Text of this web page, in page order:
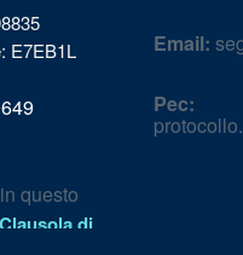
E7EB1L
questo
Clausola di
Email:
Pec: